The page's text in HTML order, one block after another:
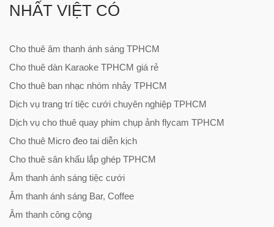
NHẤT VIỆT CÓ
Cho thuê âm thanh ánh sáng TPHCM
Cho thuê dàn Karaoke TPHCM giá rẻ
Cho thuê ban nhạc nhóm nhảy TPHCM
Dịch vụ trang trí tiệc cưới chuyên nghiệp TPHCM
Dịch vụ cho thuê quay phim chụp ảnh flycam TPHCM
Cho thuê Micro đeo tai diễn kịch
Cho thuê sân khấu lắp ghép TPHCM
Âm thanh ánh sáng tiệc cưới
Âm thanh ánh sáng Bar, Coffee
Âm thanh công cộng